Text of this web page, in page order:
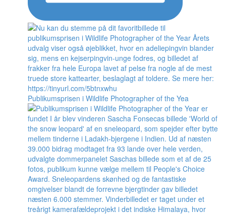
Publikumsprisen i Wildlife Photographer of the Yea